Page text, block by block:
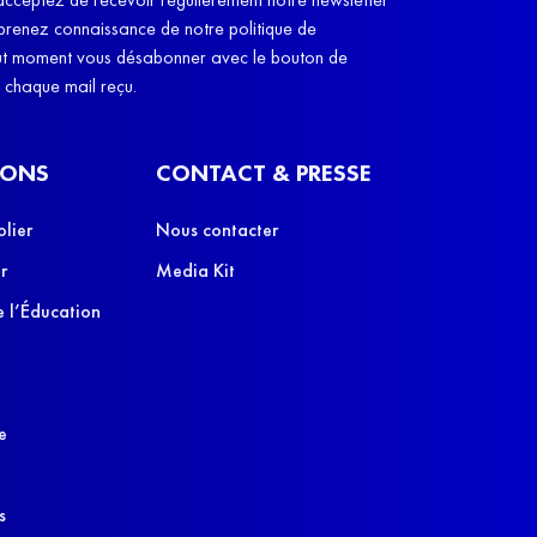
connaissance de notre politique de
moment vous désabonner avec le bouton de
mail reçu.
l’Éducation
CONTACT & PRESSE
Nous contacter
Media Kit